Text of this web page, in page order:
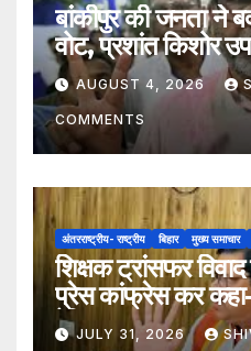
बांकीपुर की जनता ने
वोट, प्रशांत किशोर
AUGUST 4, 2026
COMMENTS
अंतरराष्ट्रीय- राष्ट्रीय बिहार मुख्य समाचार
शिक्षक ट्रांसफर विवाद
प्रेस कांफ्रेस कर
ऐच्छिक
JULY 31, 2026